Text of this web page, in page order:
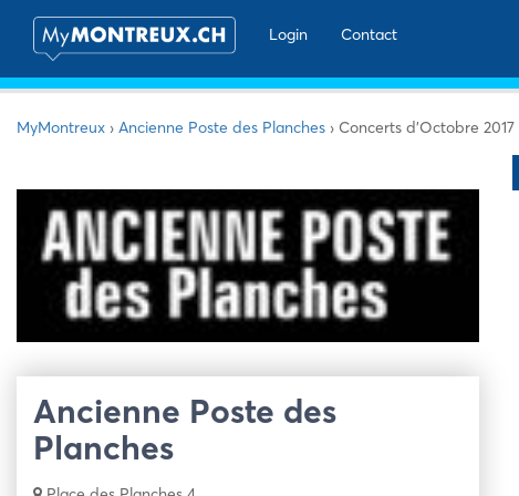
Login
Contact
MyMontreux › Ancienne Poste des Planches › Concerts d’Octobre 2017
Ancienne Poste des
Planches